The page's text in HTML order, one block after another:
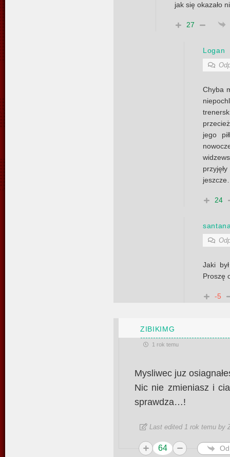
jak się okazało
27
Logan
Chyba
jego
24
Jaki
Proszę
-5
ZIBIKIMG
1 rok temu
Mysliwec juz
Nic nie zmieniasz i
sprawdza…!
Last edited 1 rok temu by
64